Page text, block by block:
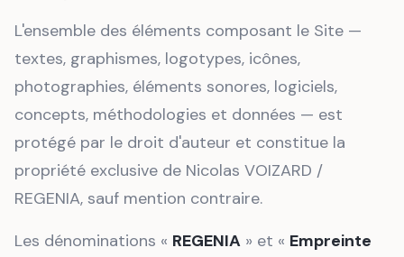
L'ensemble des éléments composant le Site —
textes, graphismes, logotypes, icônes,
photographies, éléments sonores, logiciels,
concepts, méthodologies et données — est
protégé par le droit d'auteur et constitue la
propriété exclusive de Nicolas VOIZARD /
REGENIA, sauf mention contraire.
Les dénominations « REGENIA » et « Empreinte